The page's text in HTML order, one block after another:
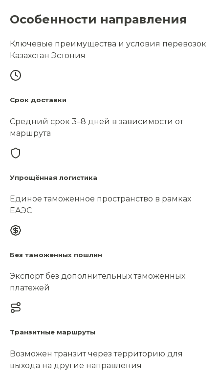
Особенности направления
Ключевые преимущества и условия перевозок
Казахстан Эстония
Срок доставки
Средний срок 3–8 дней в зависимости от
маршрута
Упрощённая логистика
Единое таможенное пространство в рамках
ЕАЭС
Без таможенных пошлин
Экспорт без дополнительных таможенных
платежей
Транзитные маршруты
Возможен транзит через территорию для
выхода на другие направления